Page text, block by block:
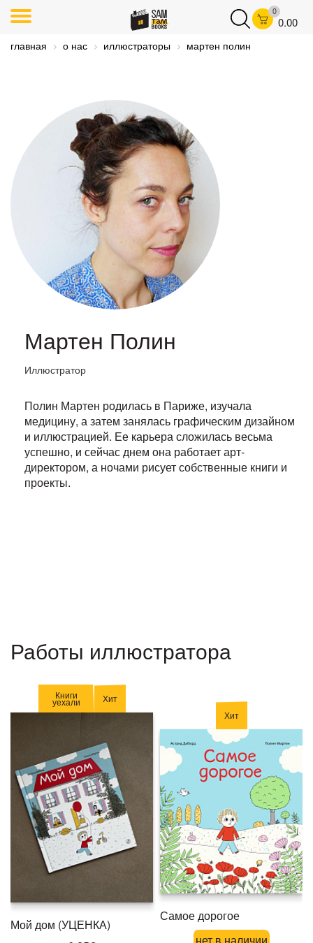
0
0.00
главная о нас иллюстраторы мартен полин
Мартен Полин
Иллюстратор
Полин Мартен родилась в Париже, изучала
медицину, а затем занялась графическим дизайном
и иллюстрацией. Ее карьера сложилась весьма
успешно, и сейчас днем она работает арт-
директором, а ночами рисует собственные книги и
проекты.
Работы иллюстратора
Книги
уехали Хит
Мой дом (УЦЕНКА)
Хит
Самое дорогое